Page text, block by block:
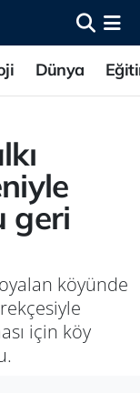
Dünya
geri
köyünde
için köy